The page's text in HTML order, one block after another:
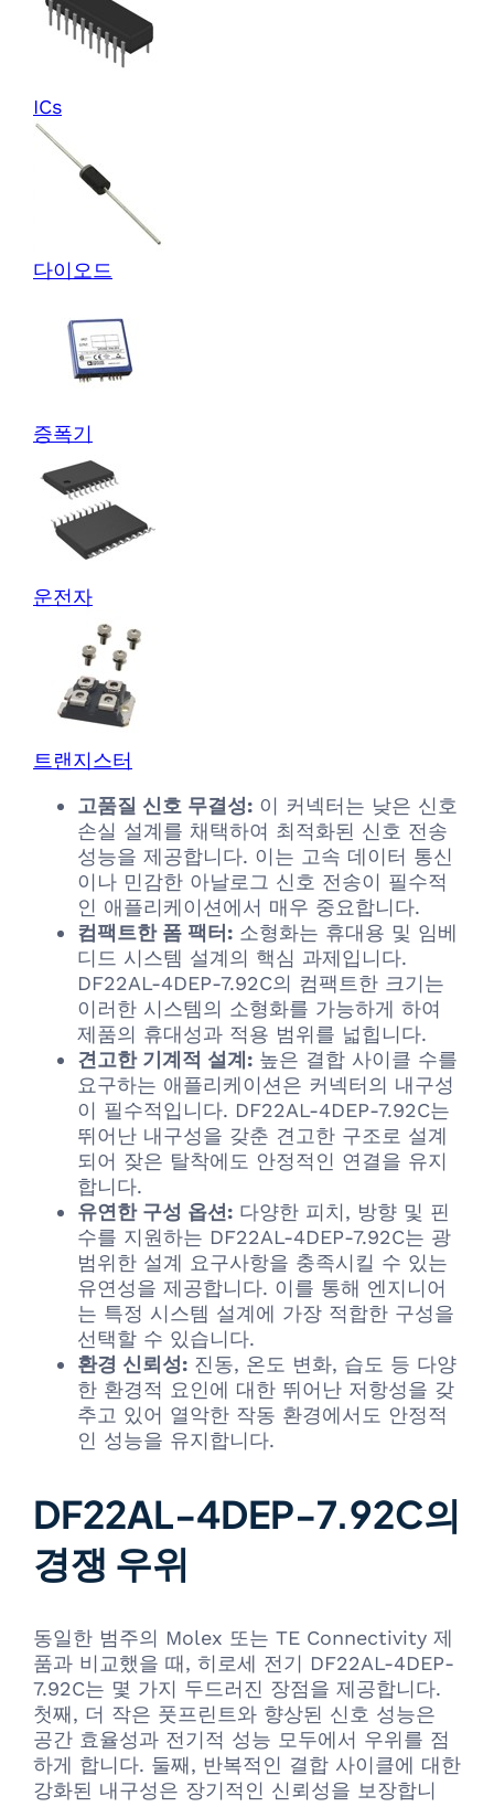
ICs
다이오드
증폭기
운전자
트랜지스터
고품질 신호 무결성: 이 커넥터는 낮은 신호
손실 설계를 채택하여 최적화된 신호 전송
성능을 제공합니다. 이는 고속 데이터 통신
이나 민감한 아날로그 신호 전송이 필수적
인 애플리케이션에서 매우 중요합니다.
컴팩트한 폼 팩터: 소형화는 휴대용 및 임베
디드 시스템 설계의 핵심 과제입니다.
DF22AL-4DEP-7.92C의 컴팩트한 크기는
이러한 시스템의 소형화를 가능하게 하여
제품의 휴대성과 적용 범위를 넓힙니다.
견고한 기계적 설계: 높은 결합 사이클 수를
요구하는 애플리케이션은 커넥터의 내구성
이 필수적입니다. DF22AL-4DEP-7.92C는
뛰어난 내구성을 갖춘 견고한 구조로 설계
되어 잦은 탈착에도 안정적인 연결을 유지
합니다.
유연한 구성 옵션: 다양한 피치, 방향 및 핀
수를 지원하는 DF22AL-4DEP-7.92C는 광
범위한 설계 요구사항을 충족시킬 수 있는
유연성을 제공합니다. 이를 통해 엔지니어
는 특정 시스템 설계에 가장 적합한 구성을
선택할 수 있습니다.
환경 신뢰성: 진동, 온도 변화, 습도 등 다양
한 환경적 요인에 대한 뛰어난 저항성을 갖
추고 있어 열악한 작동 환경에서도 안정적
인 성능을 유지합니다.
DF22AL-4DEP-7.92C의
경쟁 우위
동일한 범주의 Molex 또는 TE Connectivity 제
품과 비교했을 때, 히로세 전기 DF22AL-4DEP-
7.92C는 몇 가지 두드러진 장점을 제공합니다.
첫째, 더 작은 풋프린트와 향상된 신호 성능은
공간 효율성과 전기적 성능 모두에서 우위를 점
하게 합니다. 둘째, 반복적인 결합 사이클에 대한
강화된 내구성은 장기적인 신뢰성을 보장합니